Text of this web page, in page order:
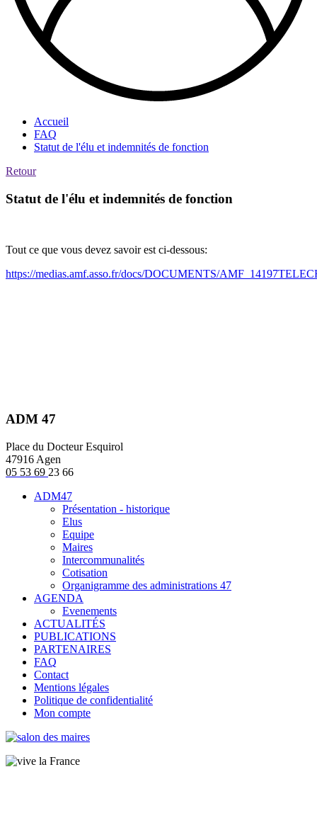
Accueil
FAQ
Statut de l'élu et indemnités de fonction
Retour
Statut de l'élu et indemnités de fonction
Tout ce que vous devez savoir est ci-dessous:
https://medias.amf.asso.fr/docs/DOCUMENTS/
ADM 47
Place du Docteur Esquirol
47916 Agen
05 53 69 23 66
ADM47
Présentation - historique
Elus
Equipe
Maires
Intercommunalités
Cotisation
Organigramme des administrations 47
AGENDA
Evenements
ACTUALITÉS
PUBLICATIONS
PARTENAIRES
FAQ
Contact
Mentions légales
Politique de confidentialité
Mon compte